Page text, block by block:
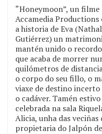
“Honeymoon”, un
Accamedia Productions
a historia de Eva
Gutiérrez) un
mantén unido o
que acaba de morrer
quilómetros de
o corpo do seu fillo, o
viaxe de destino
o cadáver. Tamén
celebrada na sala
Alicia, unha das
propietaria do Jalpón